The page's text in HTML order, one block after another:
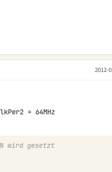
2012-
= 64MHz
wird gesetzt